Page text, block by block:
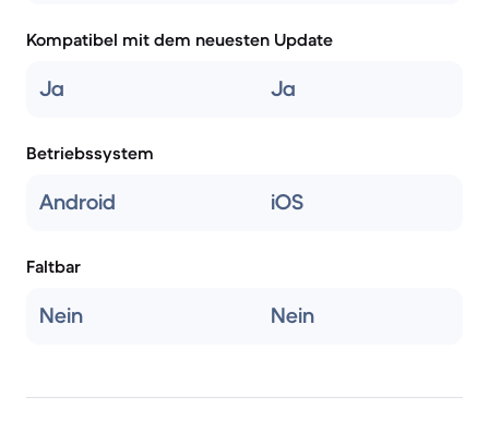
Kompatibel mit dem neuesten Update
Ja Ja
Betriebssystem
Android iOS
Faltbar
Nein Nein